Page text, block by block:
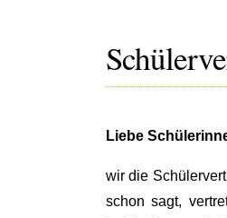
Liebe
wir die
schon sagt,